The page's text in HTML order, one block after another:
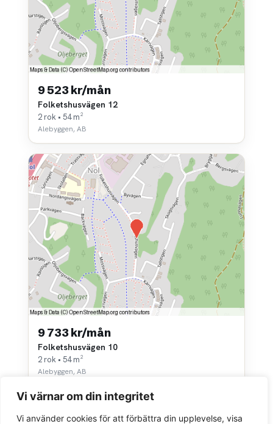
Vi värnar om din integritet
Vi använder cookies för att förbättra din upplevelse, visa
9 523 kr/mån
Folketshusvägen 12
2 rok • 54 m²
Alebyggen, AB
9 733 kr/mån
Folketshusvägen 10
2 rok • 54 m²
Alebyggen, AB